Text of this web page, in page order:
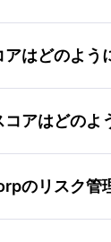
はどのよう
アはどのよ
のリスク管